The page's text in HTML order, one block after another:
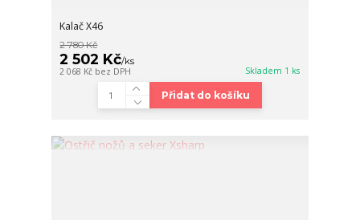
Kalač X46
2 780 Kč
2 502 Kč/ks
2 068 Kč bez DPH Skladem 1 ks
Přidat do košíku